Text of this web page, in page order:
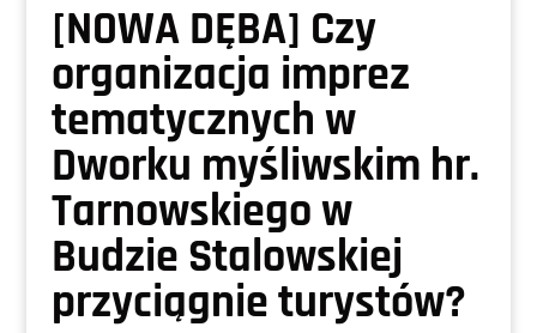
[NOWA DĘBA] Czy
organizacja imprez
tematycznych w
Dworku myśliwskim hr.
Tarnowskiego w
Budzie Stalowskiej
przyciągnie turystów?